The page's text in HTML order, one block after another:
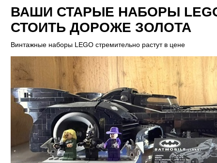
ВАШИ СТАРЫЕ НАБОРЫ
СТОИТЬ ДОРОЖЕ ЗОЛОТА
Винтажные наборы LEGO стремительно растут в цене